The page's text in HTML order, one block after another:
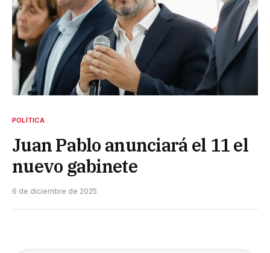
POLÍTICA
Juan Pablo anunciará el 11 el
nuevo gabinete
6 de diciembre de 2025